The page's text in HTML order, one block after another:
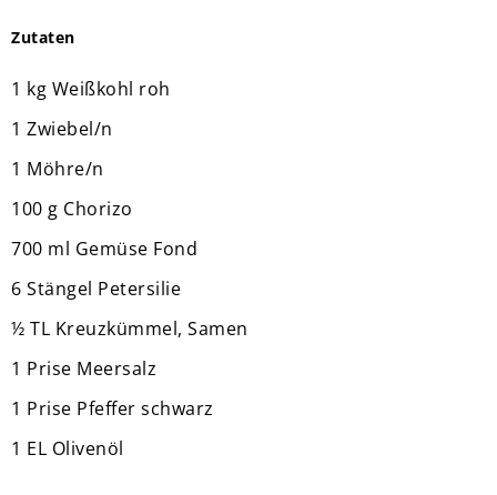
Zutaten
1 kg Weißkohl roh
1 Zwiebel/n
1 Möhre/n
100 g Chorizo
700 ml Gemüse Fond
6 Stängel Petersilie
½ TL Kreuzkümmel, Samen
1 Prise Meersalz
1 Prise Pfeffer schwarz
1 EL Olivenöl